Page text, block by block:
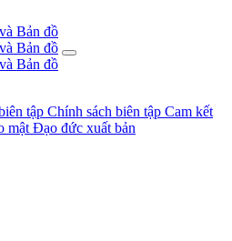
tập Chính sách biên tập Cam kết
mật Đạo đức xuất bản